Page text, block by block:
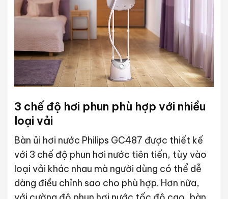
3 chế độ hơi phun phù hợp với nhiều
loại vải
Bàn ủi hơi nước Philips GC487 được thiết kế
với 3 chế độ phun hơi nước tiên tiến, tùy vào
loại vải khác nhau mà người dùng có thể dễ
dàng điều chỉnh sao cho phù hợp. Hơn nữa,